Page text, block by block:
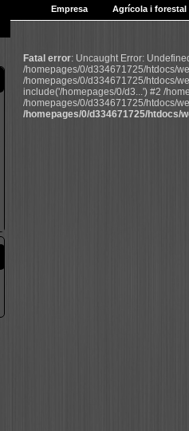
Empresa
Agrícola i forestal
Fatal error: Uncaught Error:
/homepages/0/d334671725/htdocs/
/homepages/0/d334671725/htdocs/
include('/homepages/0/d3...') #2 /
/homepages/0/d334671725/htdocs/
/homepages/0/d334671725/htdocs/